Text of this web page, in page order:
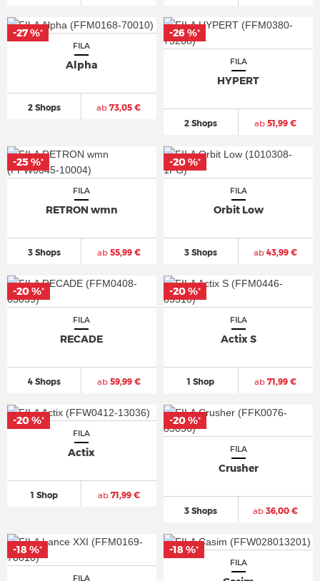
FILA
Alpha
2 Shops ab 73,05 €
-27 %*
FILA
HYPERT
2 Shops ab 51,99 €
-26 %*
FILA
RETRON wmn
3 Shops ab55,99 €
-25 %*
FILA
Orbit Low
3 Shops ab 43,99 €
-20 %*
FILA
RECADE
4 Shops ab59,99 €
-20 %*
FILA
Actix S
1 Shop ab 71,99 €
-20 %*
FILA
Actix
1 Shop ab71,99 €
-20 %*
FILA
Crusher
3 Shops ab 36,00 €
-20 %*
FILA
-18 %*
FILA
-18 %*